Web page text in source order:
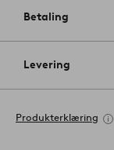
Betaling
Levering
Produkterklæring